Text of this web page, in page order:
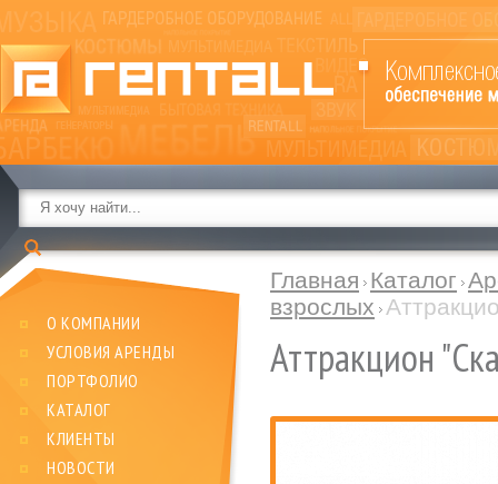
О КОМПАНИИ
УСЛОВИЯ АРЕНДЫ
ПОРТФОЛИО
КАТАЛОГ
КЛИЕНТЫ
НОВОСТИ
Главная Каталог
взрослых
Аттракцион